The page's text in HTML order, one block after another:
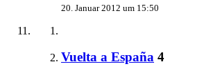
20. Januar 2012 um 15:50
Vuelta a España 4